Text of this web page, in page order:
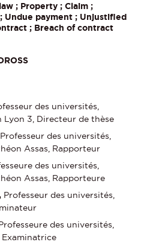
; Property ; Claim ;
payment ; Unjustified
; Breach of contract
des universités,
Lyon 3, Directeur de thèse
Professeur des universités,
Assas, Rapporteur
des universités,
Assas, Rapporteure
Professeur des universités,
des universités,